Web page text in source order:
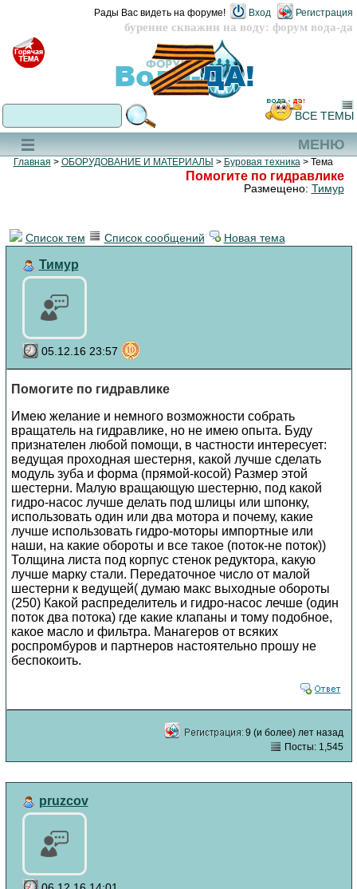
бурение скважин на воду: форум вода-да
Рады Вас видеть на форуме! Вход Регистрация
МЕНЮ
ВСЕ ТЕМЫ
Главная > ОБОРУДОВАНИЕ И МАТЕРИАЛЫ > Буровая техника> Тема
Помогите по гидравлике
Размещено: Тимур
Список тем Список сообщений Новая тема
Тимур
05.12.16 23:57
Помогите по гидравлике
Имею желание и немного возможности собрать
вращатель на гидравлике, но не имею опыта. Буду
признателен любой помощи, в частности интересует:
ведущая проходная шестерня, какой лучше сделать
модуль зуба и форма (прямой-косой) Размер этой
шестерни. Малую вращающую шестерню, под какой
гидро-насос лучше делать под шлицы или шпонку,
использовать один или два мотора и почему, какие
лучше использовать гидро-моторы импортные или
наши, на какие обороты и все такое (поток-не поток))
Толщина листа под корпус стенок редуктора, какую
лучше марку стали. Передаточное число от малой
шестерни к ведущей( думаю макс выходные обороты
(250) Какой распределитель и гидро-насос лечше (один
поток два потока) где какие клапаны и тому подобное,
какое масло и фильтра. Манагеров от всяких
роспромбуров и партнеров настоятельно прошу не
беспокоить.
9 (и более) лет назад
Посты: 1,545
pruzcov